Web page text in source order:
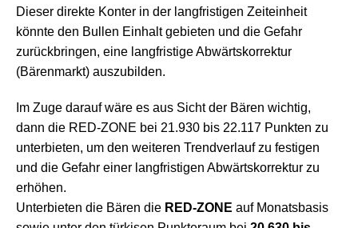
Dieser direkte Konter in der langfristigen Zeiteinheit
könnte den Bullen Einhalt gebieten und die Gefahr
zurückbringen, eine langfristige Abwärtskorrektur
(Bärenmarkt) auszubilden.
Im Zuge darauf wäre es aus Sicht der Bären wichtig,
dann die RED-ZONE bei 21.930 bis 22.117 Punkten zu
unterbieten, um den weiteren Trendverlauf zu festigen
und die Gefahr einer langfristigen Abwärtskorrektur zu
erhöhen.
Unterbieten die Bären die RED-ZONE auf Monatsbasis